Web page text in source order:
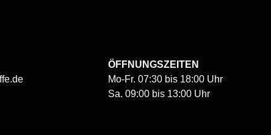
ÖFFNUNGSZEITEN
Mo-Fr. 07:30 bis 18:00 Uhr
Sa. 09:00 bis 13:00 Uhr